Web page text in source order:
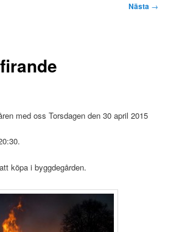
Nästa →
med oss Torsdagen den 30 april 2015
köpa i byggdegården.